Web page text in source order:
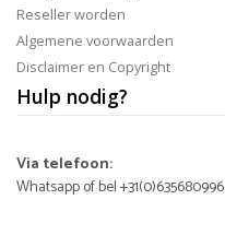
Reseller worden
Algemene voorwaarden
Disclaimer en Copyright
Hulp nodig?
Via telefoon:
Whatsapp of bel +31(0)635680996